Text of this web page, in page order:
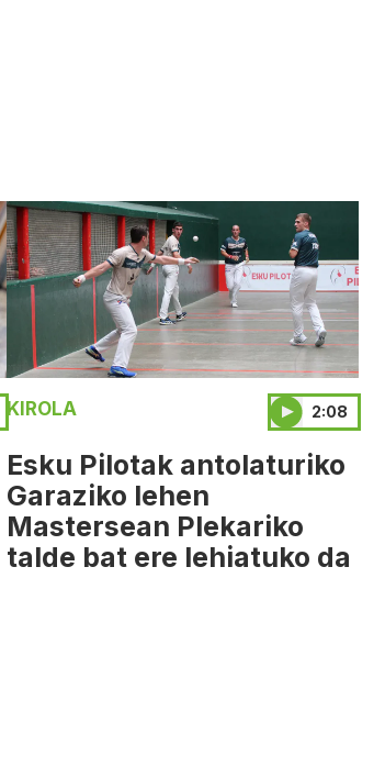
KIROLA 2:08
Esku Pilotak antolaturiko
Garaziko lehen
Mastersean Plekariko
talde bat ere lehiatuko da